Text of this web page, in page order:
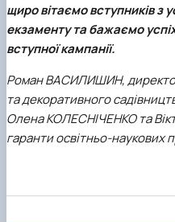
щиро вітаємо вступників
екзаменту та бажаємо
вступної кампанії.
Роман ВАСИЛИШИН,
та декоративного
Олена КОЛЕСНІЧЕНКО та
гаранти освітньо-наукових